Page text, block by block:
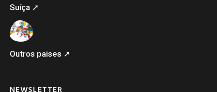
Suíça ➚
Outros paises ➚
NEWSLETTER